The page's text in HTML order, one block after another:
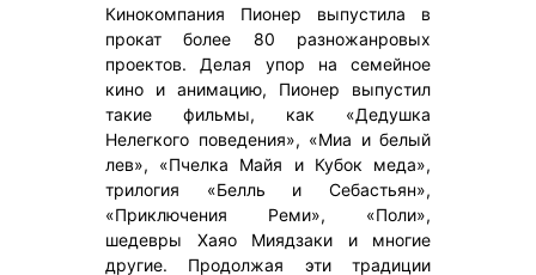
Кинокомпания Пионер выпустила в
прокат более 80 разножанровых
проектов. Делая упор на семейное
кино и анимацию, Пионер выпустил
такие фильмы, как «Дедушка
Нелегкого поведения», «Миа и белый
лев», «Пчелка Майя и Кубок меда»,
трилогия «Белль и Себастьян»,
«Приключения Реми», «Поли»,
шедевры Хаяо Миядзаки и многие
другие. Продолжая эти традиции